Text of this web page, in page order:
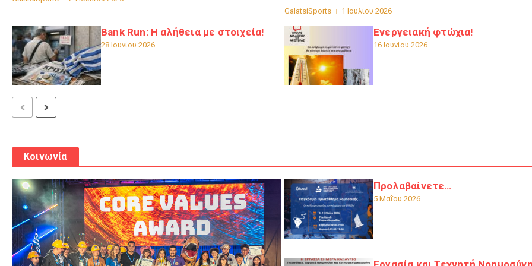
GalatsiSports
1 Ιουλίου 2026
Bank Run: Η αλήθεια με στοιχεία!
28 Ιουνίου 2026
Ενεργειακή φτώχια!
16 Ιουνίου 2026
Κοινωνία
Προλαβαίνετε…
5 Μαΐου 2026